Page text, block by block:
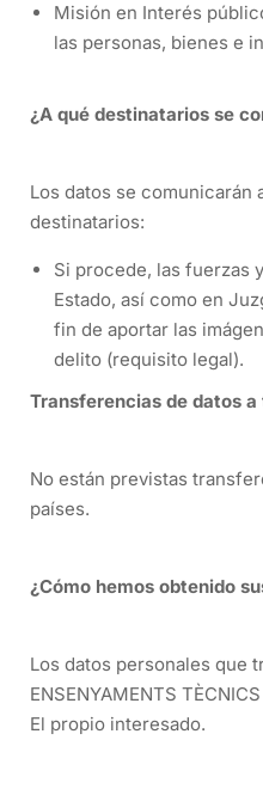
Misión en Interés
las personas, bienes e
¿A qué destinatarios se
Los datos se comunicarán
destinatarios:
Si procede, las fuerzas
Estado, así como en
fin de aportar las
delito (requisito legal).
Transferencias de datos
No están previstas
países.
¿Cómo hemos obtenido
Los datos personales que
ENSENYAMENTS
El propio interesado.